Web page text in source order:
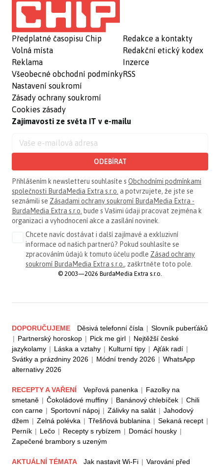
Předplatné časopisu Chip
Volná místa
Reklama
Všeobecné obchodní podmínky
Nastavení soukromí
Zásady ochrany soukromí
Cookies zásady
Redakce a kontakty
Redakční etický kodex
Inzerce
RSS
Zajímavosti ze světa IT v e-mailu
ODEBÍRAT
Přihlášením k newsletteru souhlasíte s Obchodními podmínkami
společnosti BurdaMedia Extra s.r.o. a potvrzujete, že jste se
seznámili se Zásadami ochrany soukromí BurdaMedia Extra -
BurdaMedia Extra s.r.o. bude s Vašimi údaji pracovat zejména k
organizaci a vyhodnocení akce a zasílání novinek.
Chcete navíc dostávat i další zajímavé a exkluzivní
informace od našich partnerů? Pokud souhlasíte se
zpracováním údajů k tomuto účelu podle Zásad ochrany
soukromí BurdaMedia Extra s.r.o., zaškrtněte toto pole.
© 2003—2026 BurdaMedia Extra s.r.o.
DOPORUČUJEME Děsivá telefonní čísla | Slovník puberťáků
| Partnerský horoskop | Pick me girl | Nejtěžší české
jazykolamy | Láska a vztahy | Kulturní tipy | Ajťák radí |
Svátky a prázdniny 2026 | Módní trendy 2026 | WhatsApp
alternativy 2026
RECEPTY A VAŘENÍ Vepřová panenka | Fazolky na
smetaně | Čokoládové muffiny | Banánový chlebíček | Chili
con carne | Sportovní nápoj | Zálivky na salát | Jahodový
džem | Zelná polévka | Třešňová bublanina | Sekaná recept |
Perník | Lečo | Recepty s rybízem | Domácí housky |
Zapečené brambory s uzeným
AKTUÁLNÍ TÉMATA Jak nastavit Wi-Fi | Varování před